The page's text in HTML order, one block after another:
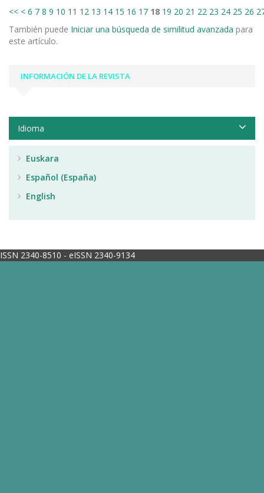
<< < 6 7 8 9 10 11 12 13 14 15 16 17 18 19 20 21 22 23 24 25 26
También puede Iniciar una búsqueda de similitud avanzada para
este artículo.
INFORMACIÓN DE LA REVISTA
Idioma
Euskara
Español (España)
English
ISSN 2340-8510 - eISSN 2340-9134